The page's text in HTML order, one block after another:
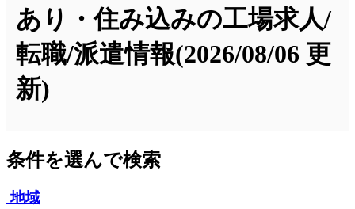
あり・住み込みの工場求人/
転職/派遣情報(2026/08/06 更
新)
条件を選んで検索
地域